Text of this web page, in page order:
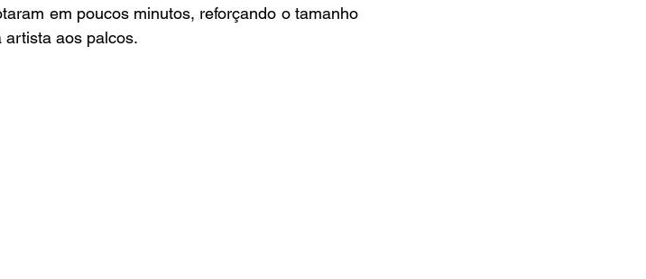
em poucos minutos, reforçando o tamanho
artista aos palcos.